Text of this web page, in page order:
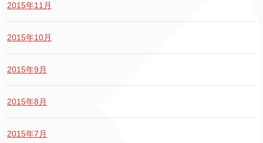
2015年11月
2015年10月
2015年9月
2015年8月
2015年7月